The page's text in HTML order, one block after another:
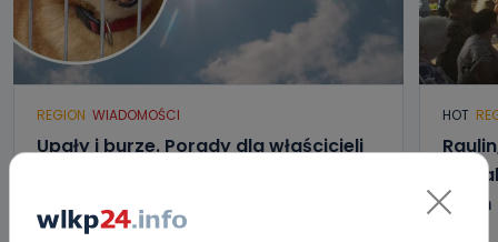
REGION WIADOMOŚCI
Upały i burze. Porady dla właścicieli
HOT
dzień